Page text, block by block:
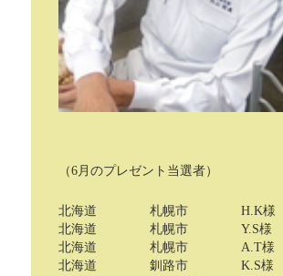
（6月のプレゼント当選者）
北海道
北海道
北海道
北海道
札幌市
札幌市
札幌市
釧路市
H.K様
Y.S様
A.T様
K.S様